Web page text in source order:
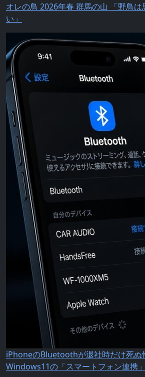
オレの鳥 2026年春 群馬の山 「野鳥
い」
iPhoneのBluetoothが退社時だけ死ぬ
Windows11の「スマートフォン連携